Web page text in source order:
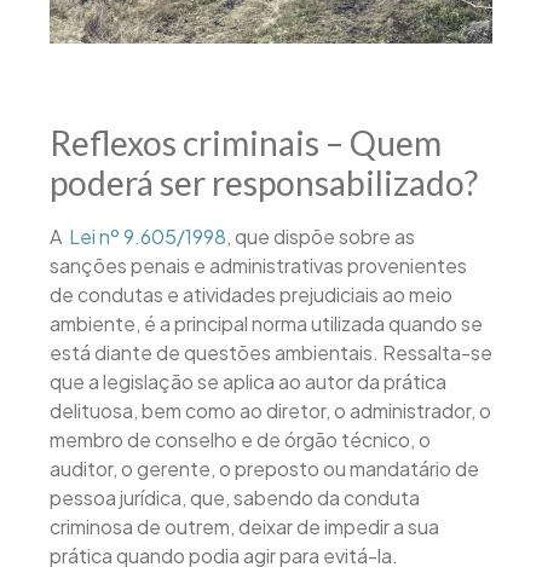
Reflexos criminais – Quem
poderá ser responsabilizado?
A Lei nº 9.605/1998, que dispõe sobre as
sanções penais e administrativas provenientes
de condutas e atividades prejudiciais ao meio
ambiente, é a principal norma utilizada quando se
está diante de questões ambientais. Ressalta-se
que a legislação se aplica ao autor da prática
delituosa, bem como ao diretor, o administrador, o
membro de conselho e de órgão técnico, o
auditor, o gerente, o preposto ou mandatário de
pessoa jurídica, que, sabendo da conduta
criminosa de outrem, deixar de impedir a sua
prática quando podia agir para evitá-la.